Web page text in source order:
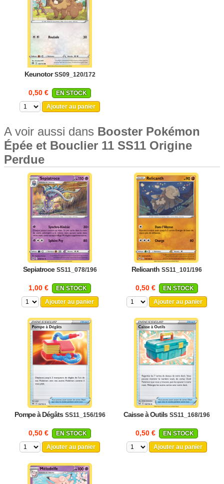
Keunotor SS09_120/172
0,50 €
EN STOCK
Ajouter au panier
A voir aussi dans Booster Pokémon
Épée et Bouclier 11 SS11 Origine
Perdue
Sepiatroce SS11_078/196
1,00 €
EN STOCK
Ajouter au panier
Relicanth SS11_101/196
0,50 €
EN STOCK
Ajouter au panier
Pompe à Dégâts SS11_156/196
0,50 €
EN STOCK
Ajouter au panier
Caisse à Outils SS11_168/196
0,50 €
EN STOCK
Ajouter au panier